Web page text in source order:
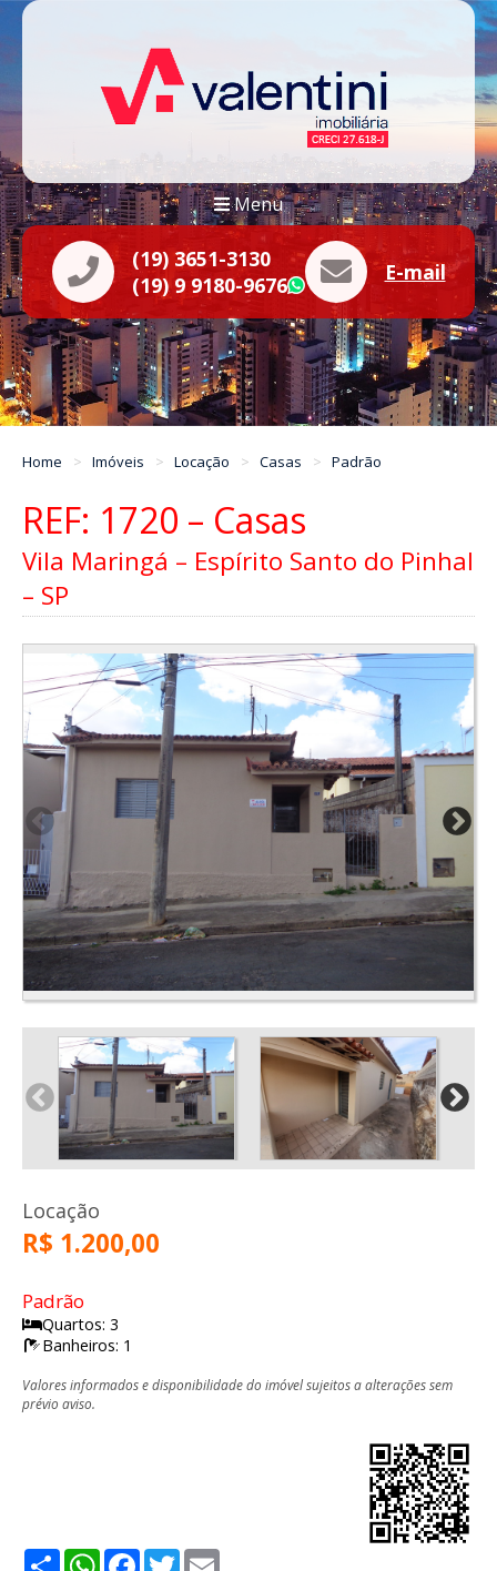
Menu
(19) 3651-3130
(19) 9 9180-9676
WhatsApp
E-mail
Home Imóveis Locação Casas Padrão
REF: 1720 – Casas
Vila Maringá – Espírito Santo do Pinhal
– SP
Locação
R$ 1.200,00
Padrão
Quartos: 3
Banheiros: 1
Valores informados e disponibilidade do imóvel sujeitos a alterações sem
prévio aviso.
ShareWhatsApp
Facebook
Twitter